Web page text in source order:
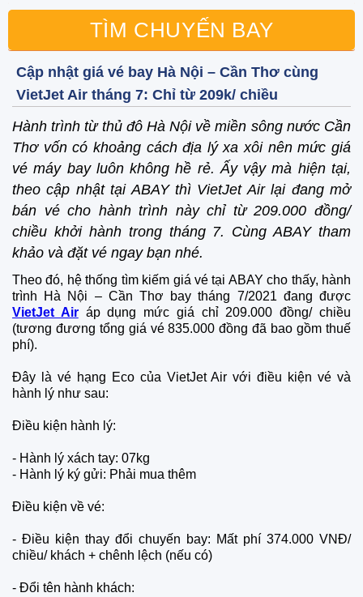
TÌM CHUYẾN BAY
Cập nhật giá vé bay Hà Nội – Cần Thơ cùng
VietJet Air tháng 7: Chỉ từ 209k/ chiều
Hành trình từ thủ đô Hà Nội về miền sông nước Cần
Thơ vốn có khoảng cách địa lý xa xôi nên mức giá
vé máy bay luôn không hề rẻ. Ấy vậy mà hiện tại,
theo cập nhật tại ABAY thì VietJet Air lại đang mở
bán vé cho hành trình này chỉ từ 209.000 đồng/
chiều khởi hành trong tháng 7. Cùng ABAY tham
khảo và đặt vé ngay bạn nhé.
Theo đó, hệ thống tìm kiếm giá vé tại ABAY cho thấy, hành
trình Hà Nội – Cần Thơ bay tháng 7/2021 đang được
VietJet Airáp dụng mức giá chỉ 209.000 đồng/ chiều
(tương đương tổng giá vé 835.000 đồng đã bao gồm thuế
phí).
Đây là vé hạng Eco của VietJet Air với điều kiện vé và
hành lý như sau:
Điều kiện hành lý:
- Hành lý xách tay: 07kg
- Hành lý ký gửi: Phải mua thêm
Điều kiện về vé:
- Điều kiện thay đổi chuyến bay: Mất phí 374.000 VNĐ/
chiều/ khách + chênh lệch (nếu có)
- Đổi tên hành khách: